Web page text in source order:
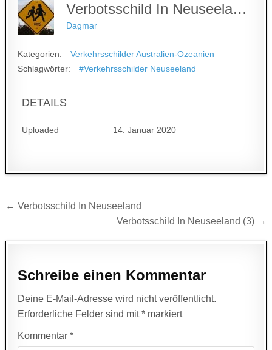
Verbotsschild In Neuseeland (2)
Dagmar
Kategorien:
Verkehrsschilder Australien-Ozeanien
Schlagwörter:
#Verkehrsschilder Neuseeland
DETAILS
Uploaded 14. Januar 2020
Beitragsnavigation
← Verbotsschild In Neuseeland
Verbotsschild In Neuseeland (3) →
Schreibe einen Kommentar
Deine E-Mail-Adresse wird nicht veröffentlicht.
Erforderliche Felder sind mit* markiert
Kommentar*